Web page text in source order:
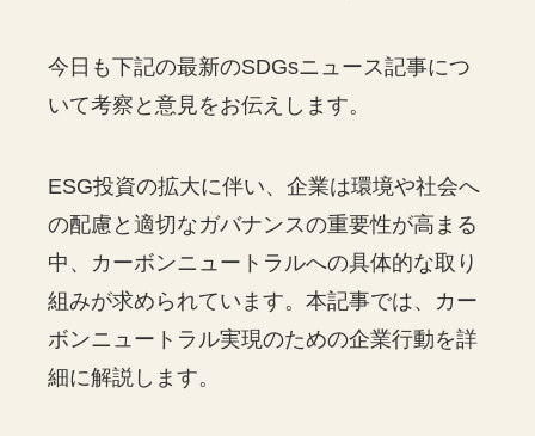
今日も下記の最新のSDGsニュース記事につ
いて考察と意見をお伝えします。
ESG投資の拡大に伴い、企業は環境や社会へ
の配慮と適切なガバナンスの重要性が高まる
中、カーボンニュートラルへの具体的な取り
組みが求められています。本記事では、カー
ボンニュートラル実現のための企業行動を詳
細に解説します。